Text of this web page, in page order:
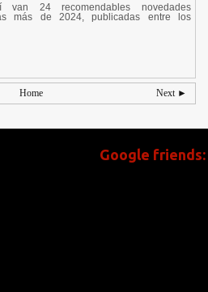
van 24 recomendables novedades
más de 2024, publicadas entre los
Next ►
Home
Google friends: